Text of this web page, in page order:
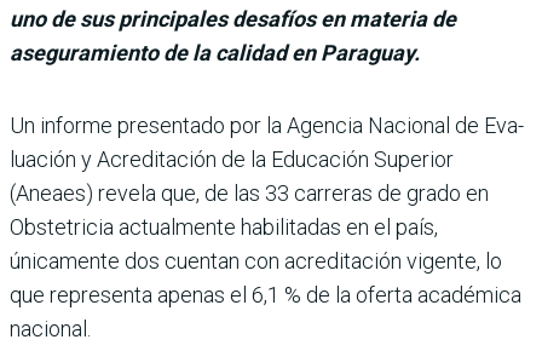
uno de sus principales desafíos en materia de
aseguramiento de la calidad en Paraguay.
Un informe presen­tado por la Agencia Nacional de Eva­
luación y Acreditación de la Educación Superior
(Aneaes) revela que, de las 33 carre­ras de grado en
Obstetricia actualmente habilitadas en el país,
únicamente dos cuen­tan con acreditación vigente, lo
que representa apenas el 6,1 % de la oferta académica
nacional.